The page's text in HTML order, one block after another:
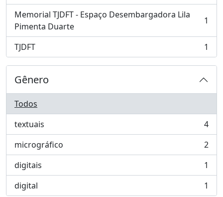
Memorial TJDFT - Espaço Desembargadora Lila
Pimenta Duarte
, 1 resultados 1
TJDFT
, 1 resultados 1
Gênero
Todos
textuais
, 4 resultados
4
micrográfico
, 2 resultados
2
digitais
, 1 resultados
1
digital
, 1 resultados 1